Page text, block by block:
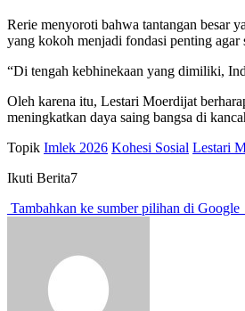
Rerie menyoroti bahwa tantangan besar
yang kokoh menjadi fondasi penting
“Di tengah kebhinekaan yang dimiliki,
Oleh karena itu, Lestari Moerdijat
meningkatkan daya saing bangsa di
Topik Imlek 2026 Kohesi Sosial Lestari
Ikuti Berita7
Tambahkan ke sumber pilihan di Google